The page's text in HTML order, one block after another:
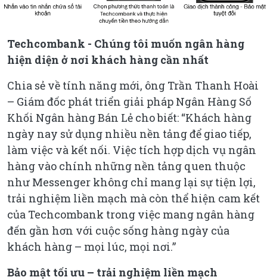
Techcombank - Chúng tôi muốn ngân hàng
hiện diện ở nơi khách hàng cần nhất
Chia sẻ về tính năng mới, ông Trần Thanh Hoài
– Giám đốc phát triển giải pháp Ngân Hàng Số
Khối Ngân hàng Bán Lẻ cho biết: “Khách hàng
ngày nay sử dụng nhiều nền tảng để giao tiếp,
làm việc và kết nối. Việc tích hợp dịch vụ ngân
hàng vào chính những nền tảng quen thuộc
như Messenger không chỉ mang lại sự tiện lợi,
trải nghiệm liền mạch mà còn thể hiện cam kết
của Techcombank trong việc mang ngân hàng
đến gần hơn với cuộc sống hàng ngày của
khách hàng – mọi lúc, mọi nơi.”
Bảo mật tối ưu – trải nghiệm liền mạch